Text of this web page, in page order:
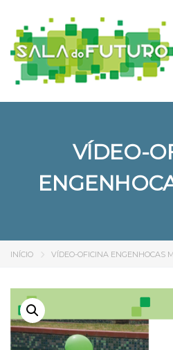
VÍDEO-
INÍCIO VÍDEO-OFICINA ENGENHOCAS